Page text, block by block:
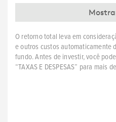
O retorno total leva em
e outros custos automaticamente
fundo. Antes de investir, você
“TAXAS E DESPESAS” para mais